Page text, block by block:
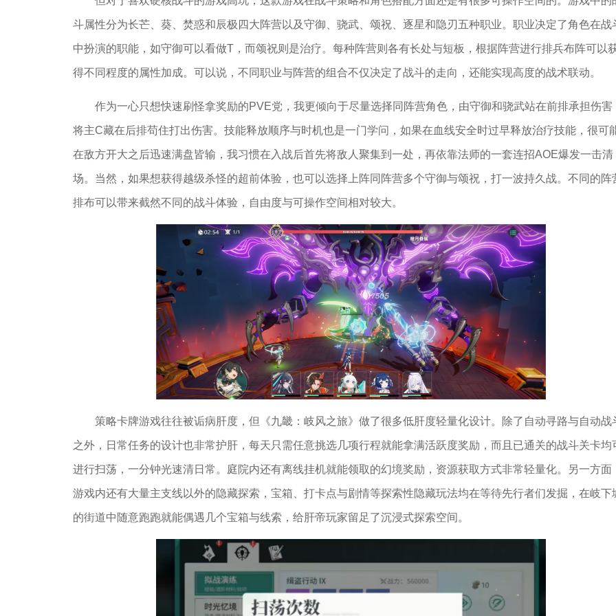
斗属性分为长芒、葵、焚惑和辰极四大阵营以及守御、骁武、颂祝、逐星和隐刃五种职业。职业决定了角色在战
中扮演的职能，如守御可以看做T，而颂祝则是治疗。每种阵营则各有长处与短板，根据阵营进行排兵布阵可以
得不同程度的属性加成。可以说，不同职业与阵营的组合不仅决定了战斗的走向，还能实现高度的战术联动。
作为一心只想快速刷怪拿奖励的PVE党，我更倾向于尽量选择同阵营角色，由守御和骁武站在前排承担伤害
将主C藏在后排苟住打出伤害。技能释放顺序与时机也是一门学问，如果在血线安全时过早释放治疗技能，很可
在敌方开大之后迅速满盘皆输，我习惯在入战后首先将敌⼈聚集到一处，再依靠法师的一套连招AOE爆发一击清
场。当然，如果想获得越级杀怪的超前体验，也可以选择上阵同阵营多个守御与颂祝，打一波持久战。不同的阵
排布可以带来截然不同的战斗体验，自由度与可操作空间相对较大。
策略卡牌游戏往往被诟病肝度，但《九畿：岐风之旅》做了很多低肝度轻量化设计。除了自动寻路与自动战
之外，日常任务的设计也非常护肝，每天只需任意挑选几项行程就能拿满活跃度奖励，而且已通关的战斗关卡均
进行扫荡，一分钟光速清日常。庭院内还有离线挂机就能领取的幻境奖励，资源获取方式非常轻量化。另一方面
游戏内还有大量主支线以外的隐藏探索，宝箱、打卡点与剧情等探索性隐藏玩法均在等待先行者们发掘，在岐下
的街道中随意跑跑就能偶遇几个宝箱与线索，给肝帝玩家留足了沉浸式探索空间。